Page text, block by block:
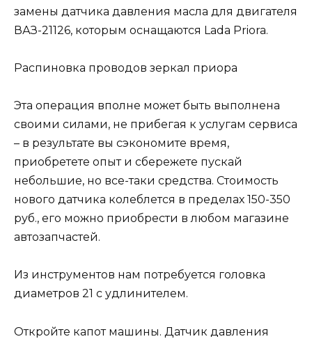
замены датчика давления масла для двигателя
ВАЗ-21126, которым оснащаются Lada Priora.
Распиновка проводов зеркал приора
Эта операция вполне может быть выполнена
своими силами, не прибегая к услугам сервиса
– в результате вы сэкономите время,
приобретете опыт и сбережете пускай
небольшие, но все-таки средства. Стоимость
нового датчика колеблется в пределах 150-350
руб., его можно приобрести в любом магазине
автозапчастей.
Из инструментов нам потребуется головка
диаметров 21 с удлинителем.
Откройте капот машины. Датчик давления